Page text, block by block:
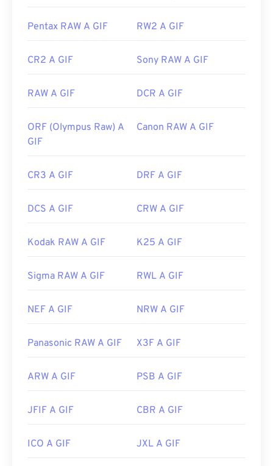
Sviluppato da:CompuServe, Inc.
Link utili:
https://en.wikipedia.org/wiki/GIF
Pentax RAW A GIF RW2 A GIF
CR2 A GIF Sony RAW A GIF
RAW A GIF DCR A GIF
ORF (Olympus Raw) A
GIF
Canon RAW A GIF
CR3 A GIF DRF A GIF
DCS A GIF CRW A GIF
Kodak RAW A GIF K25 A GIF
Sigma RAW A GIF RWL A GIF
NEF A GIF NRW A GIF
Panasonic RAW A GIF X3F A GIF
ARW A GIF PSB A GIF
JFIF A GIF CBR A GIF
ICO A GIF JXL A GIF